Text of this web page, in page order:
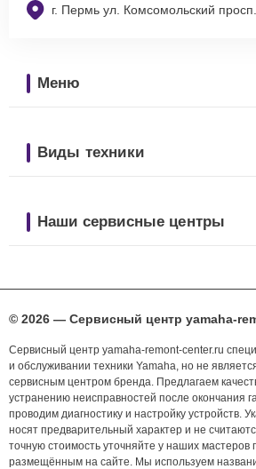
г. Пермь ул. Комсомольский
Меню
Виды техники
Наши сервисные центры
© 2026 — Сервисный центр yamaha-
Сервисный центр yamaha-remont-center.ru
и обслуживании техники Yamaha, но не
сервисным центром бренда. Предлагаем
устранению неисправностей после окончания
проводим диагностику и настройку устройств.
носят предварительный характер и не
точную стоимость уточняйте у наших
размещённым на сайте. Мы используем